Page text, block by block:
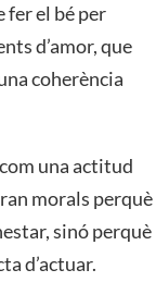
fer el bé per
d’amor, que
coherència
una actitud
morals perquè
sinó perquè
d’actuar.